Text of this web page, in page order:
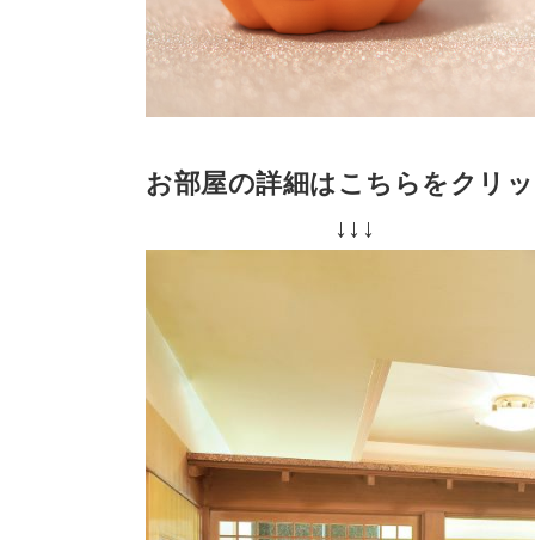
お部屋の詳細はこちらをクリ
↓↓↓